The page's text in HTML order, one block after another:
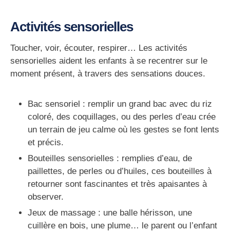
Activités sensorielles
Toucher, voir, écouter, respirer… Les activités
sensorielles aident les enfants à se recentrer sur le
moment présent, à travers des sensations douces.
Bac sensoriel : remplir un grand bac avec du riz
coloré, des coquillages, ou des perles d’eau crée
un terrain de jeu calme où les gestes se font lents
et précis.
Bouteilles sensorielles : remplies d’eau, de
paillettes, de perles ou d’huiles, ces bouteilles à
retourner sont fascinantes et très apaisantes à
observer.
Jeux de massage : une balle hérisson, une
cuillère en bois, une plume… le parent ou l’enfant